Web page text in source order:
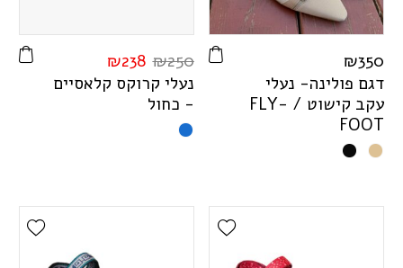
₪350
דגם פולינה- נעלי
עקב קישוט /
FLY-
FOOT
₪250
₪238
נעלי קרוקס קלאסיים
- כחול